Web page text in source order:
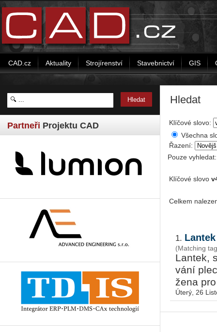
CAD.cz Aktuality Strojírenství Stavebnictví GIS
Partneři Projektu CAD
Hledat
Klíčové slovo:
Všechna
Řazení:
Pouze
Klíčové slovo
Celkem
1.
(Matching
Lan­tek,
vá­ní
že­na
Úterý, 26